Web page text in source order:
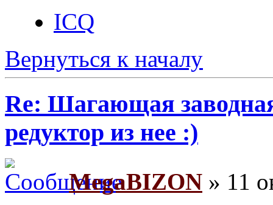
ICQ
Вернуться к началу
Re: Шагающая
редуктор из нее :)
MegaBIZON » 11